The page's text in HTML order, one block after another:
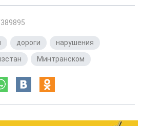
дороги нарушения
Минтранском